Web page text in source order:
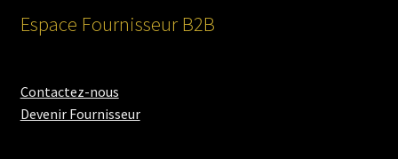
Espace Fournisseur B2B
Contactez-nous
Devenir Fournisseur